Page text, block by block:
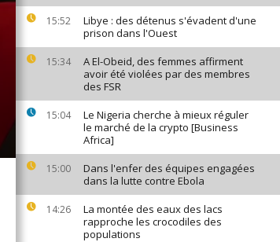
15:52
Libye : des détenus s'évadent d'une
prison dans l'Ouest
15:34
A El-Obeid, des femmes affirment
avoir été violées par des membres
des FSR
15:04
Le Nigeria cherche à mieux réguler
le marché de la crypto [Business
Africa]
15:00
Dans l'enfer des équipes engagées
dans la lutte contre Ebola
14:26
La montée des eaux des lacs
rapproche les crocodiles des
populations